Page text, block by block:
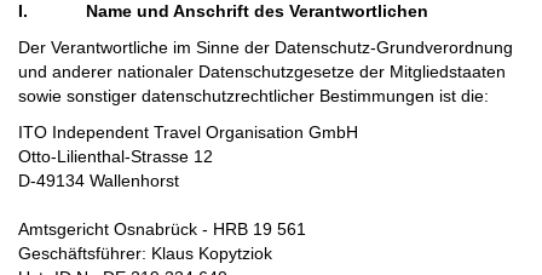
I. Name und Anschrift des Verantwortlichen
Der Verantwortliche im Sinne der Datenschutz-Grundverordnung
und anderer nationaler Datenschutzgesetze der Mitgliedstaaten
sowie sonstiger datenschutzrechtlicher Bestimmungen ist die:
ITO Independent Travel Organisation GmbH
Otto-Lilienthal-Strasse 12
D-49134 Wallenhorst
Amtsgericht Osnabrück - HRB 19 561
Geschäftsführer: Klaus Kopytziok